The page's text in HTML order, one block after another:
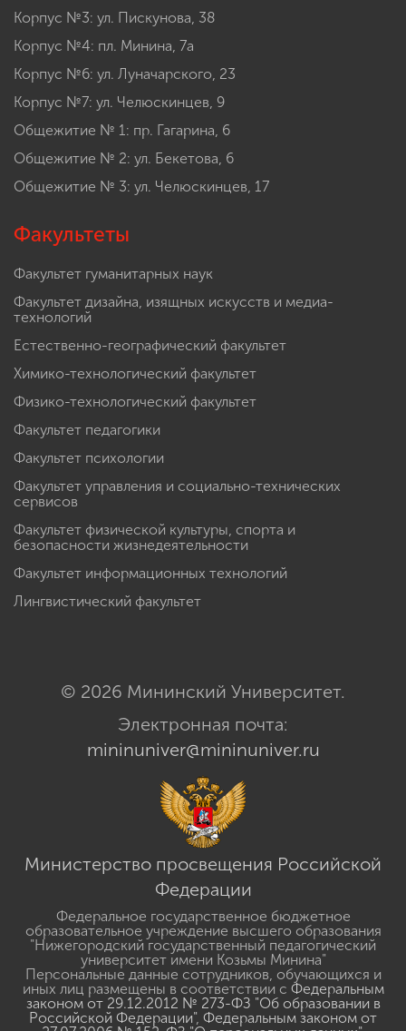
Корпус №3: ул. Пискунова, 38
Корпус №4: пл. Минина, 7а
Корпус №6: ул. Луначарского, 23
Корпус №7: ул. Челюскинцев, 9
Общежитие № 1: пр. Гагарина, 6
Общежитие № 2: ул. Бекетова, 6
Общежитие № 3: ул. Челюскинцев, 17
Факультеты
Факультет гуманитарных наук
Факультет дизайна, изящных искусств и медиа-
технологий
Естественно-географический факультет
Химико-технологический факультет
Физико-технологический факультет
Факультет педагогики
Факультет психологии
Факультет управления и социально-технических
сервисов
Факультет физической культуры, спорта и
безопасности жизнедеятельности
Факультет информационных технологий
Лингвистический факультет
© 2026 Мининский Университет.
Электронная почта:
mininuniver@mininuniver.ru
Министерство просвещения Российской
Федерации
Федеральное государственное бюджетное
образовательное учреждение высшего образования
"Нижегородский государственный педагогический
университет имени Козьмы Минина"
Персональные данные сотрудников, обучающихся и
иных лиц размещены в соответствии с Федеральным
законом от 29.12.2012 № 273-ФЗ "Об образовании в
Российской Федерации", Федеральным законом от